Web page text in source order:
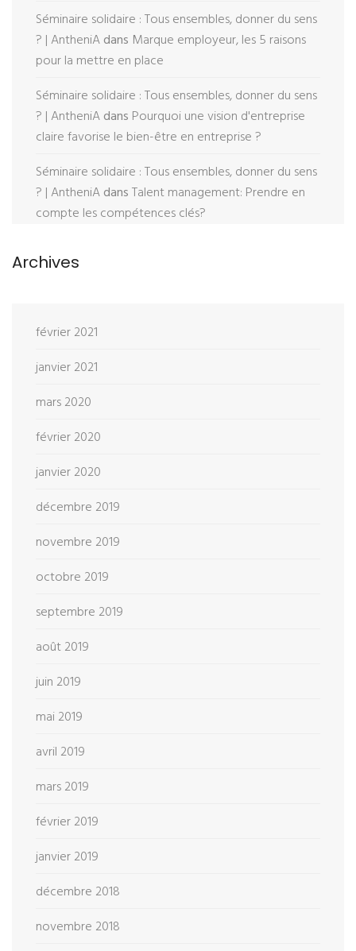
Séminaire solidaire : Tous ensembles, donner du sens
? | AntheniAdans Marque employeur, les 5 raisons
pour la mettre en place
Séminaire solidaire : Tous ensembles, donner du sens
? | AntheniAdans Pourquoi une vision d'entreprise
claire favorise le bien-être en entreprise ?
Séminaire solidaire : Tous ensembles, donner du sens
? | AntheniAdansTalent management: Prendre en
compte les compétences clés?
Archives
février 2021
janvier 2021
mars 2020
février 2020
janvier 2020
décembre 2019
novembre 2019
octobre 2019
septembre 2019
août 2019
juin 2019
mai 2019
avril 2019
mars 2019
février 2019
janvier 2019
décembre 2018
novembre 2018